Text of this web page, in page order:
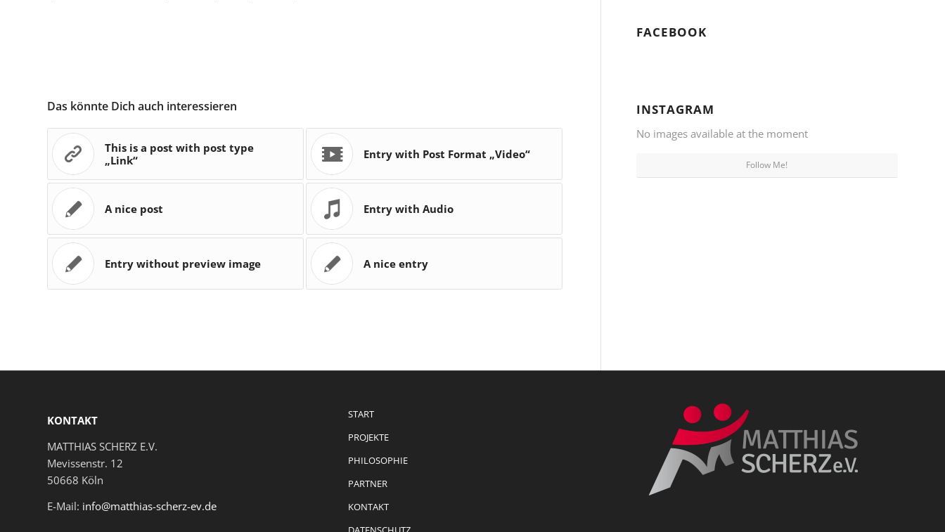
Das könnte Dich auch interessieren
This is a post with post type
„Link“
Entry with Post Format „Video“
A nice post Entry with Audio
Entry without preview image A nice entry
FACEBOOK
INSTAGRAM
No images available at the moment
Follow Me!
KONTAKT
MATTHIAS SCHERZ E.V.
Mevissenstr. 12
50668 Köln
E-Mail: info@matthias-scherz-ev.de
START
PROJEKTE
PHILOSOPHIE
PARTNER
KONTAKT